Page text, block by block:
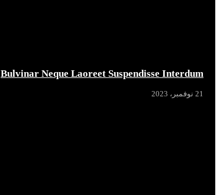
Bulvinar Neque Laoreet Suspendisse Interdum
21 نوفمبر، 2023